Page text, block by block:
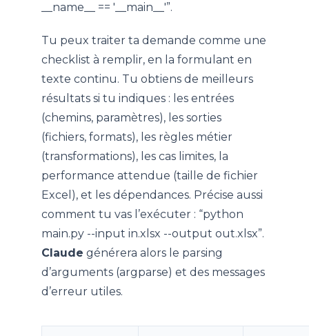
__name__ == '__main__'”.
Tu peux traiter ta demande comme une
checklist à remplir, en la formulant en
texte continu. Tu obtiens de meilleurs
résultats si tu indiques : les entrées
(chemins, paramètres), les sorties
(fichiers, formats), les règles métier
(transformations), les cas limites, la
performance attendue (taille de fichier
Excel), et les dépendances. Précise aussi
comment tu vas l’exécuter : “python
main.py --input in.xlsx --output out.xlsx”.
Claude générera alors le parsing
d’arguments (argparse) et des messages
d’erreur utiles.